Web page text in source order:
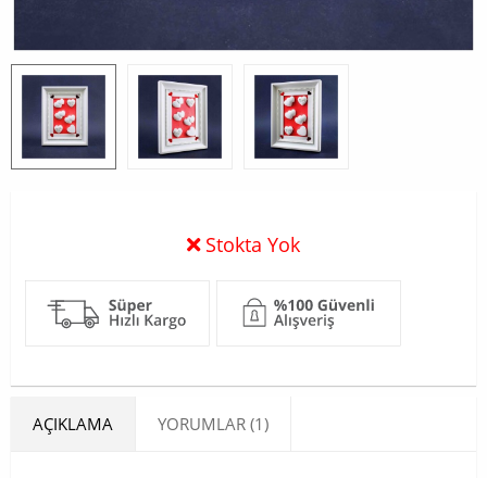
Stokta Yok
AÇIKLAMA YORUMLAR (1)